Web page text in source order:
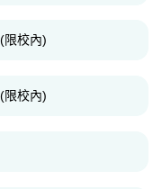
限校內)
限校內)